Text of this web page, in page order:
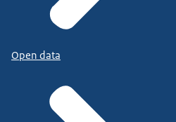
Open data